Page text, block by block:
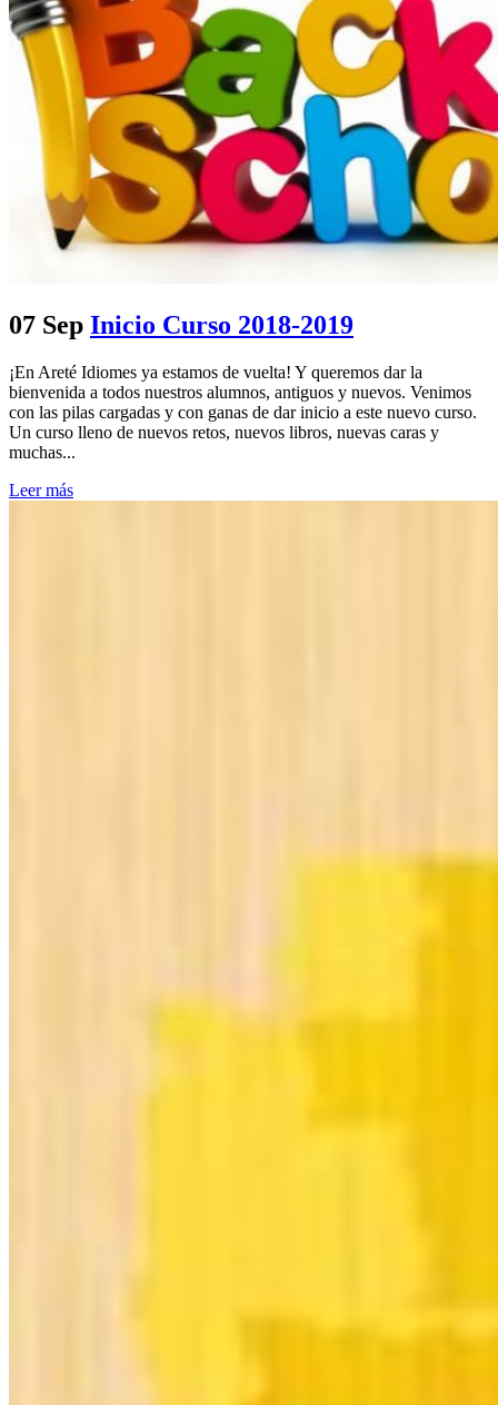
07 Sep Inicio Curso 2018-2019
¡En Areté Idiomes ya estamos de vuelta! Y queremos dar la
bienvenida a todos nuestros alumnos, antiguos y nuevos. Venimos
con las pilas cargadas y con ganas de dar inicio a este nuevo curso.
Un curso lleno de nuevos retos, nuevos libros, nuevas caras y
muchas...
Leer más